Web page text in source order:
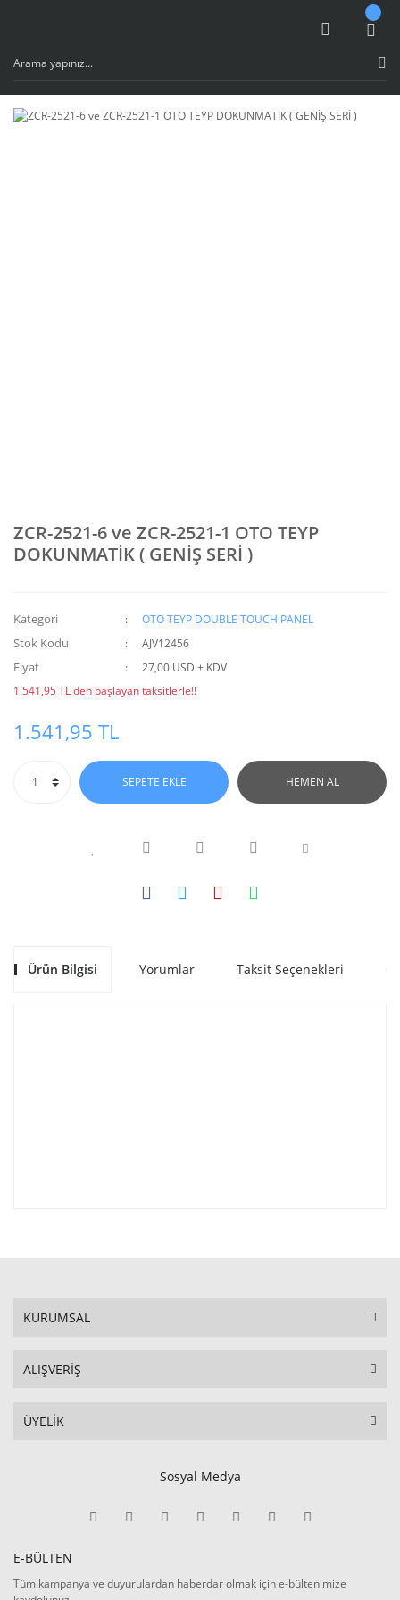
ZCR-2521-6 ve ZCR-2521-1 OTO TEYP
DOKUNMATİK ( GENİŞ SERİ )
Kategori OTO TEYP DOUBLE TOUCH PANEL
Stok Kodu AJV12456
Fiyat
27,00 USD + KDV
1.541,95 TL den başlayan taksitlerle!!
1.541,95 TL
SEPETE EKLE HEMEN AL
Ürün Bilgisi Yorumlar Taksit Seçenekleri
KURUMSAL
ALIŞVERİŞ
ÜYELİK
Sosyal Medya
E-BÜLTEN
Tüm kampanya ve duyurulardan haberdar olmak için e-bültenimize